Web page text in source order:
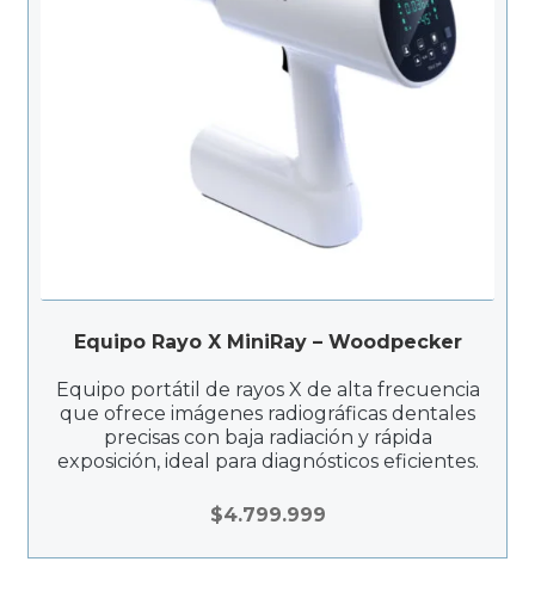
Equipo Rayo X MiniRay – Woodpecker
Equipo portátil de rayos X de alta frecuencia
que ofrece imágenes radiográficas dentales
precisas con baja radiación y rápida
exposición, ideal para diagnósticos eficientes.
$4.799.999